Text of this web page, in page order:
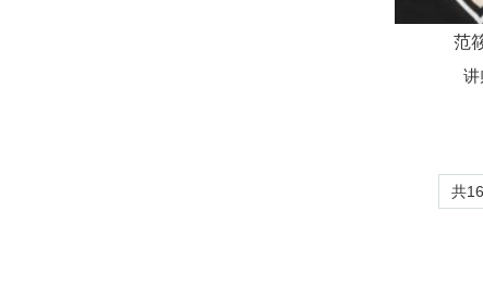
范
讲
共